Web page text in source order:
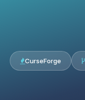
CurseForge